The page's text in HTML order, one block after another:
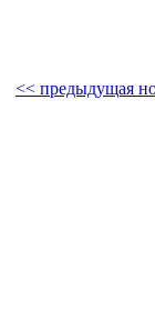
<< предыдущая